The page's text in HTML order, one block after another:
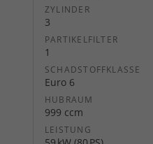
ZYLINDER
3
PARTIKELFILTER
1
SCHADSTOFFKLASSE
Euro 6
HUBRAUM
999 ccm
LEISTUNG